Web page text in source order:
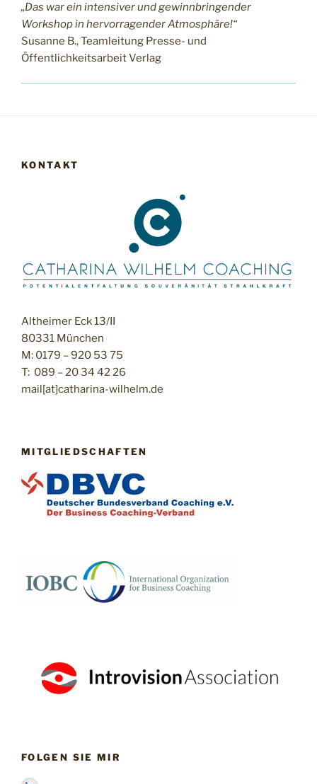
„Das war ein intensiver und gewinnbringender
Workshop in hervorragender Atmosphäre!“
Susanne B., Teamleitung Presse- und
Öffentlichkeitsarbeit Verlag
KONTAKT
Altheimer Eck 13/II
80331 München
M: 0179 – 920 53 75
T: 089 – 20 34 42 26
mail[at]catharina-wilhelm.de
MITGLIEDSCHAFTEN
FOLGEN SIE MIR